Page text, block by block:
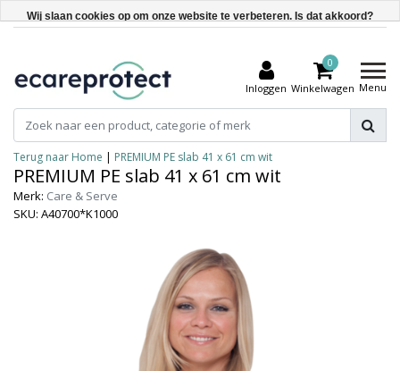
Inloggen
0
Winkelwagen Menu
Terug naar Home | PREMIUM PE slab 41 x 61 cm wit
PREMIUM PE slab 41 x 61 cm wit
Merk: Care & Serve
SKU: A40700*K1000
Wij slaan cookies op om onze website te verbeteren. Is dat akkoord?